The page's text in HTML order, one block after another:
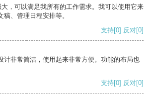
，可以满足我所有的工作需求。我可以使用它来
、管理日程安排等。
支持[0] 反对[0]
计非常简洁，使用起来非常方便。功能的布局也
支持[0] 反对[0]